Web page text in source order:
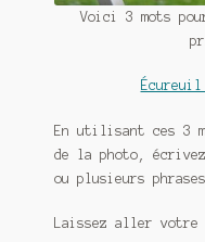
Mes romans
Meurtre en alternance
Voici 3 mots
Écureuil
En utilisant ces 3
de la photo,
ou plusieurs
Laissez aller votre